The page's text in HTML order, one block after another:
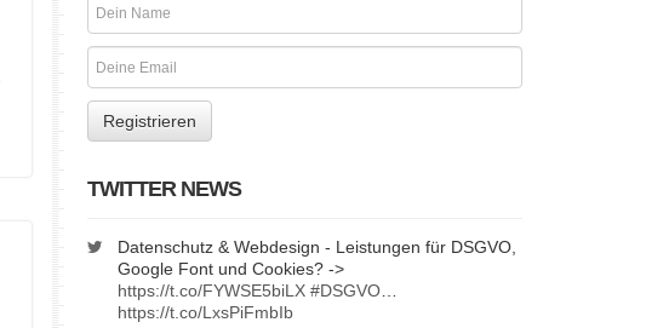
TWITTER NEWS
Datenschutz & Webdesign - Leistungen für DSGVO,
Google Font und Cookies? ->
https://t.co/FYWSE5biLX #DSGVO…
https://t.co/LxsPiFmbIb